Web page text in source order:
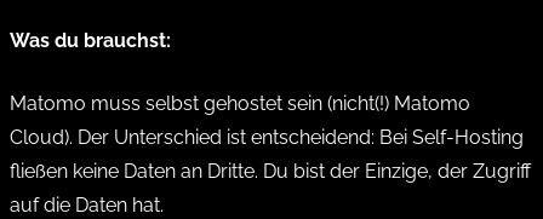
Was du brauchst:
Matomo muss selbst gehostet sein (nicht(!) Matomo
Cloud). Der Unterschied ist entscheidend: Bei Self-Hosting
fließen keine Daten an Dritte. Du bist der Einzige, der Zugriff
auf die Daten hat.